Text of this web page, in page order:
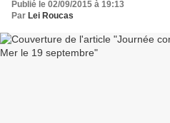
Publié le 02/09/2015 à 19:13
Par Lei Roucas